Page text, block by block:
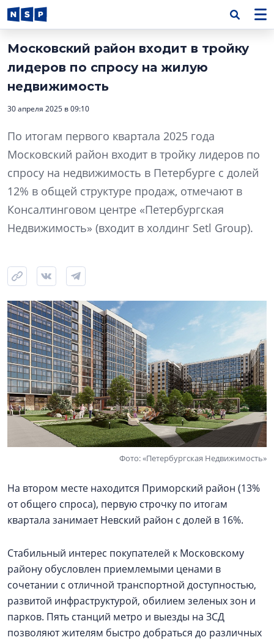
Московский район входит в тройку
лидеров по спросу на жилую
недвижимость
30 апреля 2025 в 09:10
По итогам первого квартала 2025 года
Московский район входит в тройку лидеров по
спросу на недвижимость в Петербурге с долей
12% в общей структуре продаж, отмечают в
Консалтинговом центре «Петербургская
Недвижимость» (входит в холдинг Setl Group).
Фото: «Петербургская Недвижимость»
На втором месте находится Приморский район (13%
от общего спроса), первую строчку по итогам
квартала занимает Невский район с долей в 16%.
Стабильный интерес покупателей к Московскому
району обусловлен приемлемыми ценами в
сочетании с отличной транспортной доступностью,
развитой инфраструктурой, обилием зеленых зон и
парков. Пять станций метро и выезды на ЗСД
позволяют жителям быстро добраться до различных